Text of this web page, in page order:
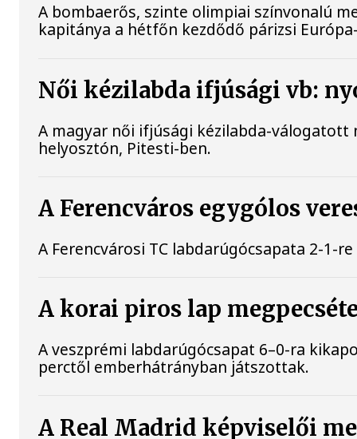
A bombaerős, szinte olimpiai színvonalú
kapitánya a hétfőn kezdődő párizsi
Női kézilabda ifjúsági vb:
A magyar női ifjúsági kézilabda-
helyosztón, Pitesti-ben.
A Ferencváros egygólos
A Ferencvárosi TC labdarúgócsapata 2-1-
A korai piros lap
A veszprémi labdarúgócsapat 6–0-ra
perctől emberhátrányban játszottak.
A Real Madrid képviselői